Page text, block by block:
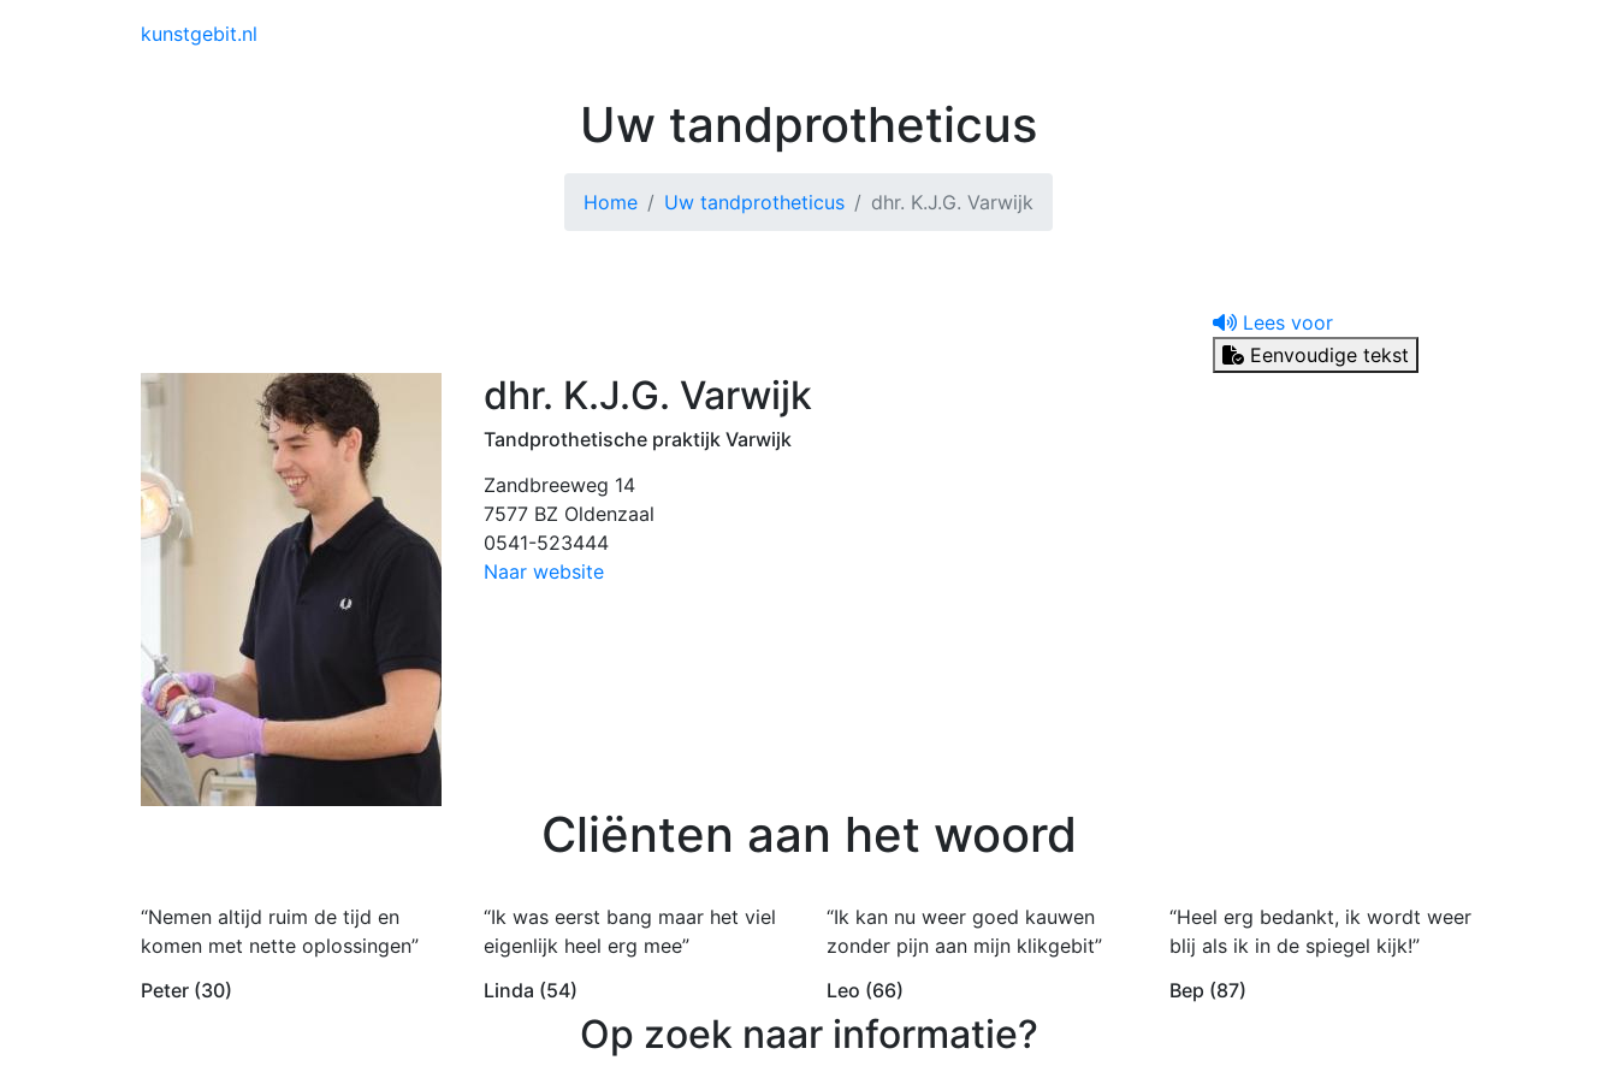
kunstgebit.nl
Uw tandprotheticus
Home Uw tandprotheticus dhr. K.J.G. Varwijk
Lees voor
Eenvoudige tekst
dhr. K.J.G. Varwijk
Tandprothetische praktijk Varwijk
Zandbreeweg 14
7577 BZ Oldenzaal
0541-523444
Naar website
Cliënten aan het woord
“Nemen altijd ruim de tijd en
komen met nette oplossingen”
Peter (30)
“Ik was eerst bang maar het viel
eigenlijk heel erg mee”
Linda (54)
“Ik kan nu weer goed kauwen
zonder pijn aan mijn klikgebit”
Leo (66)
“Heel erg bedankt, ik wordt weer
blij als ik in de spiegel kijk!”
Bep (87)
Op zoek naar informatie?